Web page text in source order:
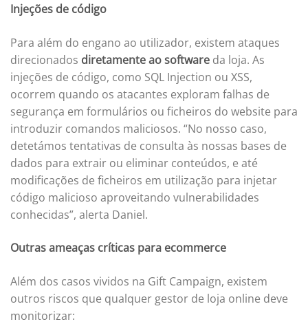
Injeções de código
Para além do engano ao utilizador, existem ataques
direcionados diretamente ao software da loja. As
injeções de código, como SQL Injection ou XSS,
ocorrem quando os atacantes exploram falhas de
segurança em formulários ou ficheiros do website para
introduzir comandos maliciosos. “No nosso caso,
detetámos tentativas de consulta às nossas bases de
dados para extrair ou eliminar conteúdos, e até
modificações de ficheiros em utilização para injetar
código malicioso aproveitando vulnerabilidades
conhecidas”, alerta Daniel.
Outras ameaças críticas para ecommerce
Além dos casos vividos na Gift Campaign, existem
outros riscos que qualquer gestor de loja online deve
monitorizar: